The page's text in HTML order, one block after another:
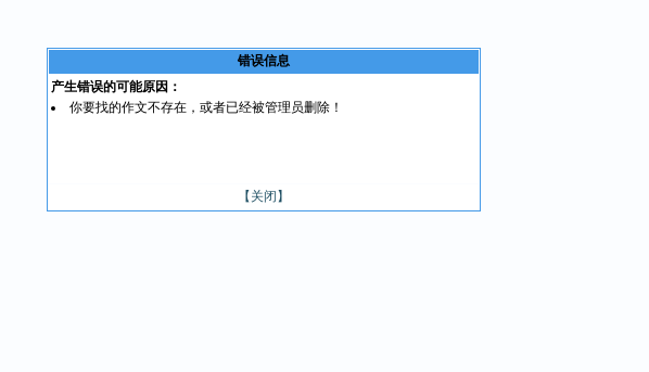
错误信息
产生错误的可能原因：
你要找的作文不存在，或者已经被管理员删除！
【关闭】